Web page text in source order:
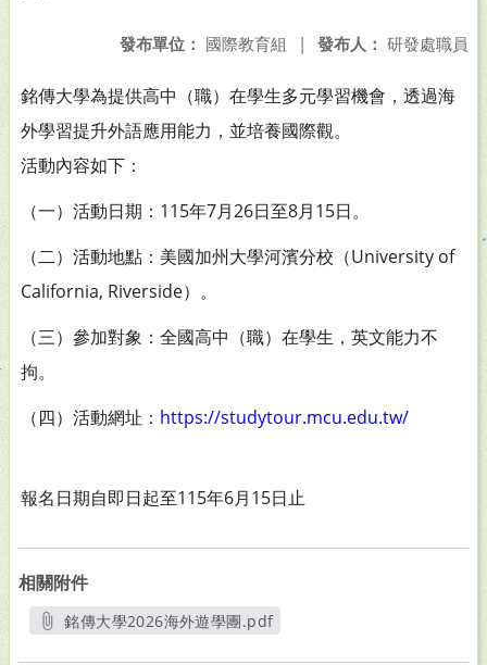
發布人： 研發處職員
發布單位： 國際教育組 |
銘傳大學為提供高中（職）在學生多元學習機會，透過海
外學習提升外語應用能力，並培養國際觀。
活動內容如下：
（一）活動日期：115年7月26日至8月15日。
（二）活動地點：美國加州大學河濱分校（University of
California, Riverside）。
（三）參加對象：全國高中（職）在學生，英文能力不
拘。
（四）活動網址： https://studytour.mcu.edu.tw/
報名日期自即日起至115年6月15日止
相關附件
銘傳大學2026海外遊學團.pdf